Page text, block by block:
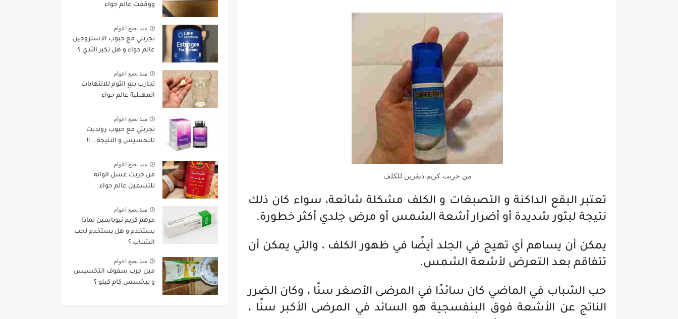
من جربت كريم ديفرين للكلف
تعتبر البقع الداكنة و التصبغات و الكلف مشكلة شائعة، سواء كان ذلك
نتيجة لبثور شديدة أو أضرار أشعة الشمس أو مرض جلدي أكثر خطورة.
يمكن أن يساهم أي تهيج في الجلد أيضًا في ظهور الكلف ، والتي يمكن أن
تتفاقم بعد التعرض لأشعة الشمس.
حب الشباب في الماضي كان سائدًا في المرضى الأصغر سنًا ، وكان الضرر
الناتج عن الأشعة فوق البنفسجية هو السائد في المرضى الأكبر سنًا ،
ووقفت عالم حواء
منذ بضع اعوام
تجربتي مع حبوب الاستروجين
عالم حواء و هل تكبر الثدي ؟
منذ بضع اعوام
تجارب بلع الثوم للالتهابات
المهبلية عالم حواء
منذ بضع اعوام
تجربتي مع حبوب رونديت
للتخسيس و النتيجة .. !!
منذ بضع اعوام
من جربت عسل الوانه
للتسمين عالم حواء
منذ بضع اعوام
مرهم كريم نيوباسين لماذا
يستخدم و هل يستخدم لحب
الشباب ؟
منذ بضع اعوام
مين جرب سفوف التخسيس
و بيخسس كام كيلو ؟